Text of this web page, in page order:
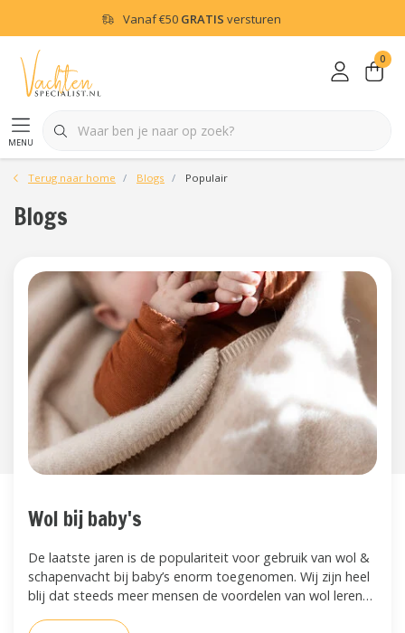
Vanaf€50 GRATIS versturen
menu
0
Terug naar home Blogs Populair
Blogs
Wol bij baby's
De laatste jaren is de populariteit voor gebruik van wol &
schapenvacht bij baby’s enorm toegenomen. Wij zijn heel
blij dat steeds meer mensen de voordelen van wol leren